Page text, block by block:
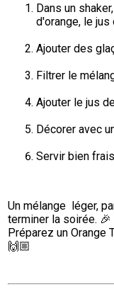
Dans un
d'orange, le
Ajouter des
Filtrer le
Ajouter le jus
Décorer avec
Servir bien
Un mélange  léger,
terminer la soirée.
Préparez un Orange
🙌🏼